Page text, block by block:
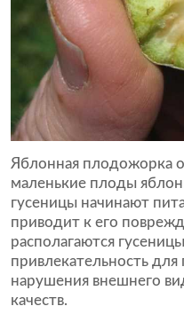
Яблонная плодожорка
маленькие плоды
гусеницы начинают
приводит к его
располагаются
привлекательность для
нарушения внешнего
качеств.